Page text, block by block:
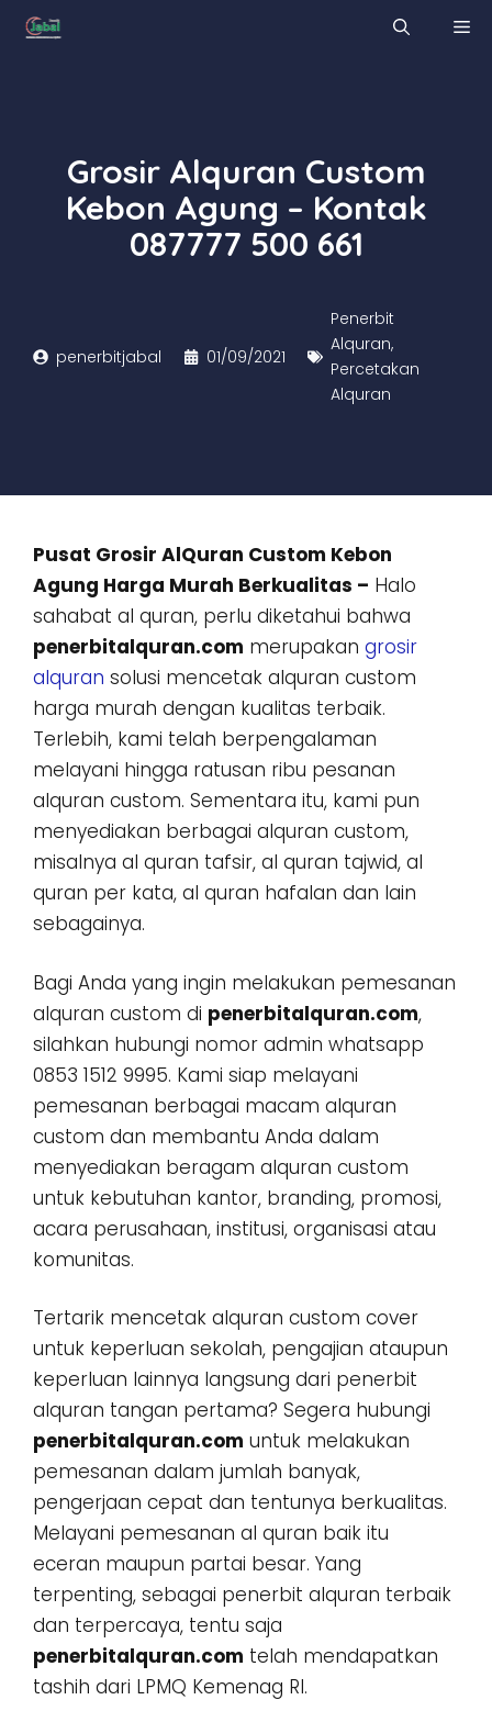
Skip
Grosir Alquran Custom
Kebon Agung – Kontak
087777 500 661
penerbitjabal 01/09/2021
Penerbit
Alquran,
Percetakan
Alquran
Pusat Grosir AlQuran Custom Kebon
Agung Harga Murah Berkualitas – Halo
sahabat al quran, perlu diketahui bahwa
penerbitalquran.com merupakan grosir
alquran solusi mencetak alquran custom
harga murah dengan kualitas terbaik.
Terlebih, kami telah berpengalaman
melayani hingga ratusan ribu pesanan
alquran custom. Sementara itu, kami pun
menyediakan berbagai alquran custom,
misalnya al quran tafsir, al quran tajwid, al
quran per kata, al quran hafalan dan lain
sebagainya.
Bagi Anda yang ingin melakukan pemesanan
alquran custom di penerbitalquran.com,
silahkan hubungi nomor admin whatsapp
0853 1512 9995. Kami siap melayani
pemesanan berbagai macam alquran
custom dan membantu Anda dalam
menyediakan beragam alquran custom
untuk kebutuhan kantor, branding, promosi,
acara perusahaan, institusi, organisasi atau
komunitas.
Tertarik mencetak alquran custom cover
untuk keperluan sekolah, pengajian ataupun
keperluan lainnya langsung dari penerbit
alquran tangan pertama? Segera hubungi
penerbitalquran.com untuk melakukan
pemesanan dalam jumlah banyak,
pengerjaan cepat dan tentunya berkualitas.
Melayani pemesanan al quran baik itu
eceran maupun partai besar. Yang
terpenting, sebagai penerbit alquran terbaik
dan terpercaya, tentu saja
penerbitalquran.com telah mendapatkan
tashih dari LPMQ Kemenag RI.